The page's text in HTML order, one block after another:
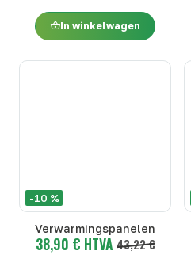
In winkelwagen
-10 %
Verwarmingspanelen
38,90 € HTVA 43,22 €